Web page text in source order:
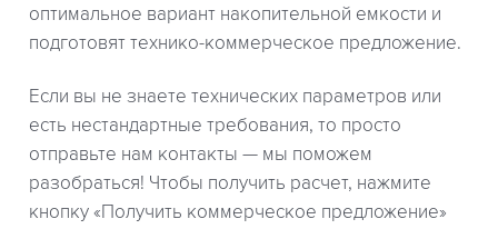
оптимальное вариант накопительной емкости и
подготовят технико-коммерческое предложение.
Если вы не знаете технических параметров или
есть нестандартные требования, то просто
отправьте нам контакты — мы поможем
разобраться! Чтобы получить расчет, нажмите
кнопку «Получить коммерческое предложение»